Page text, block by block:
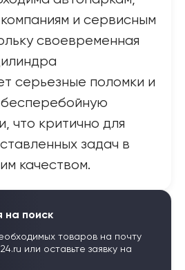
и сервисным
своевременная
серьезные поломки и
что критично для
задач в
качеством.
на поиск
товаров на почту
или оставьте заявку на